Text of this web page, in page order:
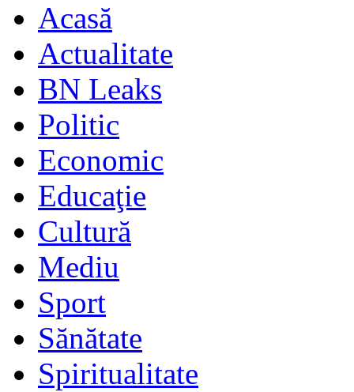
Acasă
Actualitate
BN Leaks
Politic
Economic
Educaţie
Cultură
Mediu
Sport
Sănătate
Spiritualitate